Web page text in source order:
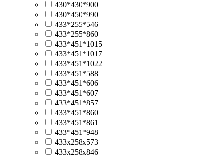
430*430*900
430*450*990
433*255*546
433*255*860
433*451*1015
433*451*1017
433*451*1022
433*451*588
433*451*606
433*451*607
433*451*857
433*451*860
433*451*861
433*451*948
433х258х573
433х258х846